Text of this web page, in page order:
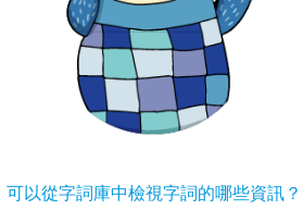
可以從字詞庫中檢視字詞的哪些資訊？